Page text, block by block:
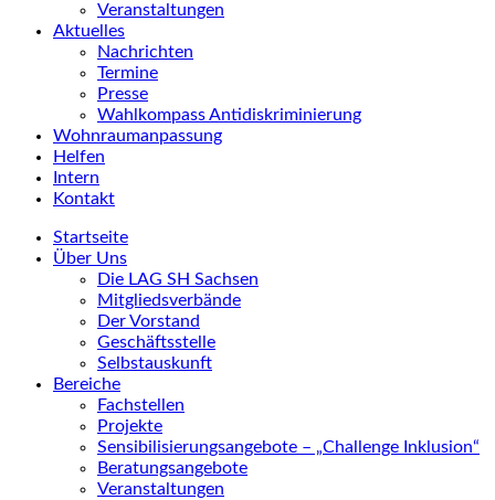
Veranstaltungen
Aktuelles
Nachrichten
Termine
Presse
Wahlkompass Antidiskriminierung
Wohnraumanpassung
Helfen
Intern
Kontakt
Startseite
Über Uns
Die LAG SH Sachsen
Mitgliedsverbände
Der Vorstand
Geschäftsstelle
Selbstauskunft
Bereiche
Fachstellen
Projekte
Sensibilisierungsangebote – „Challenge Inklusion“
Beratungsangebote
Veranstaltungen